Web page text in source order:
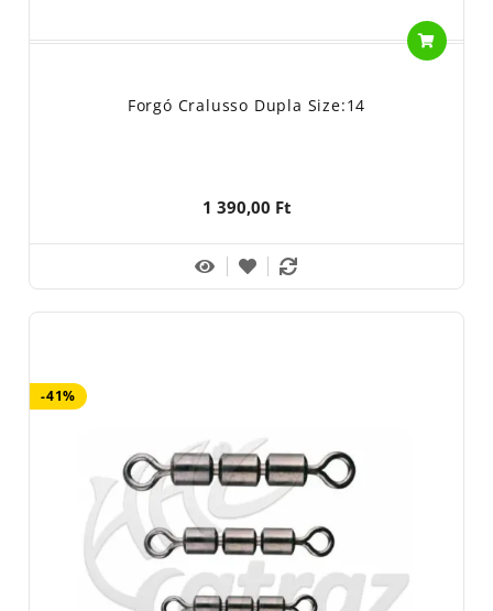
Forgó Cralusso Dupla Size:14
1 390,00 Ft
-41%